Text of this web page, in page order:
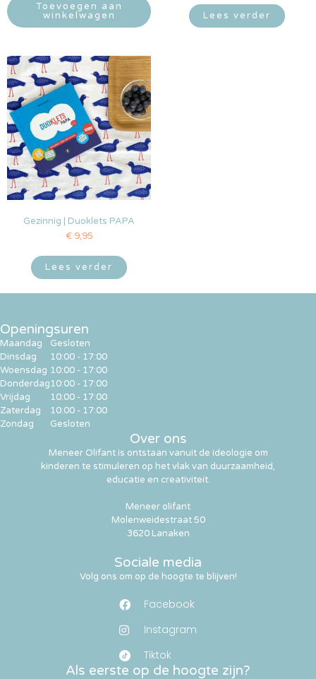
Toevoegen aan
winkelwagen
Lees verder
Gezinnig | Duoklets PAPA
€ 9,95
Lees verder
Als eerste op de hoogte zijn?
Sociale media
Volg ons om op de hoogte te blijven!
Facebook
Instagram
Tiktok
Over ons
Meneer Olifant is ontstaan vanuit de ideologie om
kinderen te stimuleren op het vlak van duurzaamheid,
educatie en creativiteit.
Meneer olifant
Molenweidestraat 50
3620 Lanaken
Openingsuren
Maandag
Dinsdag
Woensdag
Donderdag
Vrijdag
Zaterdag
Zondag
Gesloten
10:00 - 17:00
10:00 - 17:00
10:00 - 17:00
10:00 - 17:00
10:00 - 17:00
Gesloten